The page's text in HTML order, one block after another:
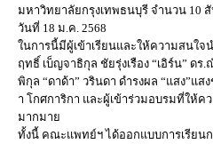
มหาวิทยาลัยกรุงเทพธนบุรี จำนวน 10
วันที่ 18 ม.ค. 2568
ในการนี้มีผู้เข้าเรียนและให้ความสนใจ
ฤทธิ์ เบ็ญจาธิกุล ชัยรุ่งเรือง “เอิร์น” ดร.
พิกุล “ดาด้า” วรินดา ดำรงผล “แสง”แ
า โกศการิกา และผู้เข้าร่วมอบรมที่ให้
มากมาย
ทั้งนี้ คณะแพทย์ฯ ได้ออกแบบการเรียน